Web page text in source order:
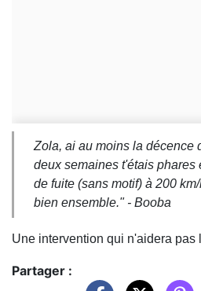
Zola, ai au moins la décence
deux semaines t'étais phares
de fuite (sans motif) à 200
bien ensemble." - Booba
Une intervention qui n'aidera pas
Partager :